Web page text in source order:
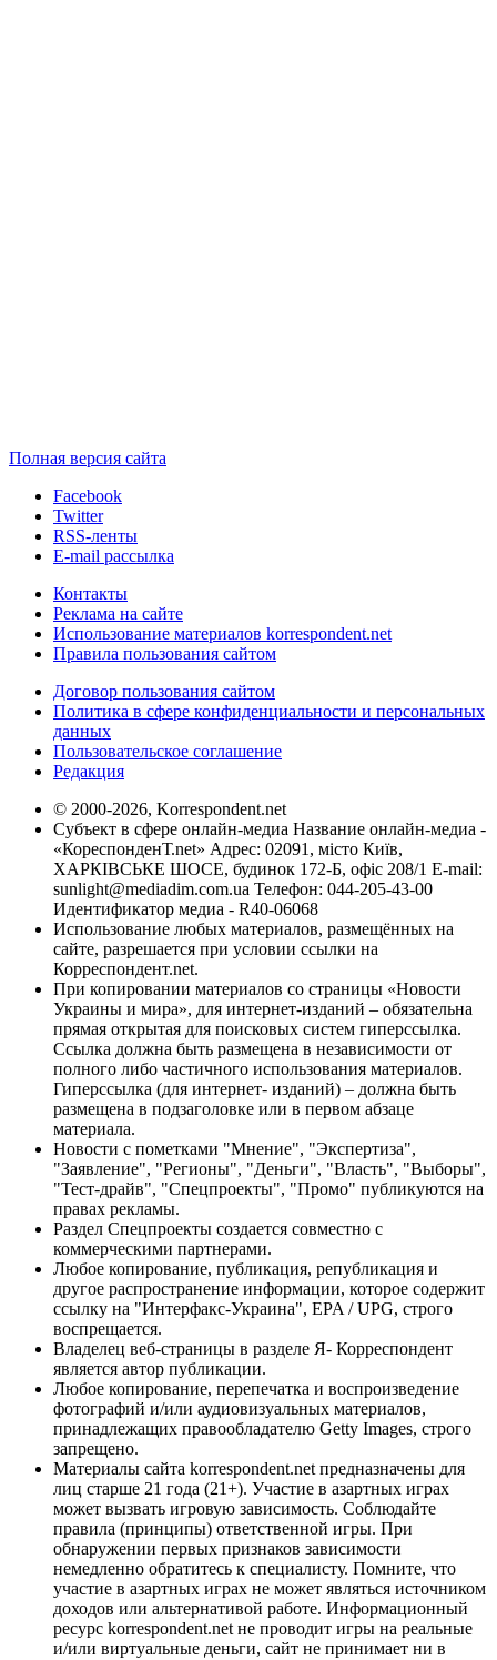
Полная версия сайта
Facebook
Twitter
RSS-ленты
E-mail рассылка
Контакты
Реклама на сайте
Использование материалов korrespondent.net
Правила пользования сайтом
Договор пользования сайтом
Политика в сфере конфиденциальности и персональных
данных
Пользовательское соглашение
Редакция
© 2000-2026, Korrespondent.net
Субъект в сфере онлайн-медиа Название онлайн-медиа -
«КореспонденТ.net» Адрес: 02091, місто Київ,
ХАРКІВСЬКЕ ШОСЕ, будинок 172-Б, офіс 208/1 E-mail:
sunlight@mediadim.com.ua Телефон: 044-205-43-00
Идентификатор медиа - R40-06068
Использование любых материалов, размещённых на
сайте, разрешается при условии ссылки на
Корреспондент.net.
При копировании материалов со страницы «Новости
Украины и мира», для интернет-изданий – обязательна
прямая открытая для поисковых систем гиперссылка.
Ссылка должна быть размещена в независимости от
полного либо частичного использования материалов.
Гиперссылка (для интернет- изданий) – должна быть
размещена в подзаголовке или в первом абзаце
материала.
Новости с пометками "Мнение", "Экспертиза",
"Заявление", "Регионы", "Деньги", "Власть", "Выборы",
"Тест-драйв", "Спецпроекты", "Промо" публикуются на
правах рекламы.
Раздел Спецпроекты создается совместно с
коммерческими партнерами.
Любое копирование, публикация, републикация и
другое распространение информации, которое содержит
ссылку на "Интерфакс-Украина", EPA / UPG, строго
воспрещается.
Владелец веб-страницы в разделе Я- Корреспондент
является автор публикации.
Любое копирование, перепечатка и воспроизведение
фотографий и/или аудиовизуальных материалов,
принадлежащих правообладателю Getty Images, строго
запрещено.
Материалы сайта korrespondent.net предназначены для
лиц старше 21 года (21+). Участие в азартных играх
может вызвать игровую зависимость. Соблюдайте
правила (принципы) ответственной игры. При
обнаружении первых признаков зависимости
немедленно обратитесь к специалисту. Помните, что
участие в азартных играх не может являться источником
доходов или альтернативой работе. Информационный
ресурс korrespondent.net не проводит игры на реальные
и/или виртуальные деньги, сайт не принимает ни в